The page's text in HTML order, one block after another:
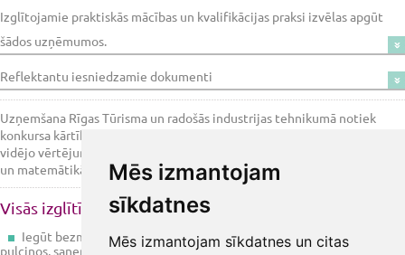
Mēs izmantojam
sīkdatnes
Mēs izmantojam sīkdatnes un citas
Izglītojamie praktiskās mācības un kvalifikācijas praksi izvēlas apgūt
šādos uzņēmumos.
Reflektantu iesniedzamie dokumenti
Uzņemšana Rīgas Tūrisma un radošās industrijas tehnikumā notiek
konkursa kārtībā, ņemot vērā iepriekšējās izglītības mācību sniegumu
vidējo vērtējumu latviešu valodā, latviešu literatūrā, pirmajā svešvalodā
un matemātikā.
Visās izglītības programmās mācību laikā ir iespējas:
Iegūt bezmaksas izglītību, piedalīties interešu izglītības un sporta
pulciņos, saņemt stipendiju, izmantot dienesta viesnīcu;